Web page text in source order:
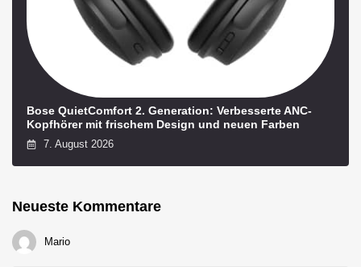
Bose QuietComfort 2. Generation: Verbesserte ANC-
Kopfhörer mit frischem Design und neuen Farben
7. August 2026
Neueste Kommentare
Mario